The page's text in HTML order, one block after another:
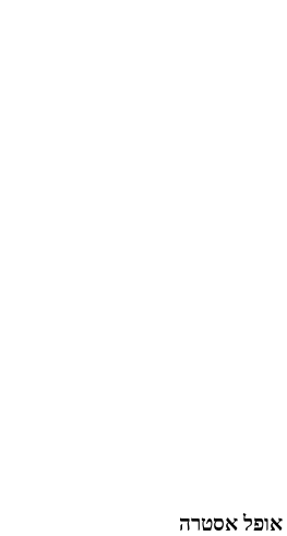
אופל אסטרה